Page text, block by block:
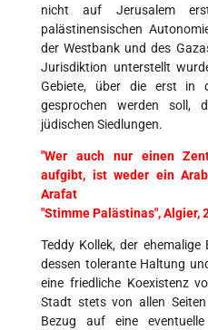
nicht auf Jerusalem
palästinensischen
der Westbank und des
Jurisdiktion unterstellt
Gebiete, über die erst in
gesprochen werden soll,
jüdischen Siedlungen.
"Wer auch nur einen
aufgibt, ist weder ein
Arafat
"Stimme Palästinas", Algier,
Teddy Kollek, der
dessen tolerante Haltung
eine friedliche Koexistenz
Stadt stets von allen
Bezug auf eine